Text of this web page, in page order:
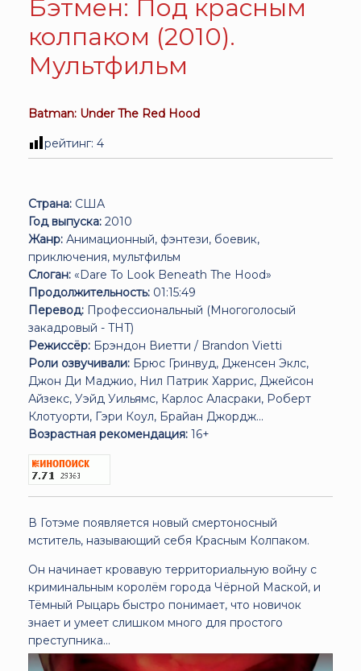
Бэтмен: Под красным
колпаком (2010).
Мультфильм
Batman: Under The Red Hood
рейтинг: 4
Страна: США
Год выпуска: 2010
Жанр: Анимационный, фэнтези, боевик,
приключения, мультфильм
Слоган: «Dare To Look Beneath The Hood»
Продолжительность: 01:15:49
Перевод: Профессиональный (Многоголосый
закадровый - THT)
Режиссёр: Брэндон Виетти / Brandon Vietti
Роли озвучивали: Брюс Гринвуд, Дженсен Эклс,
Джон Ди Маджио, Нил Патрик Харрис, Джейсон
Айзекс, Уэйд Уильямс, Карлос Аласраки, Роберт
Клотуорти, Гэри Коул, Брайан Джордж...
Возрастная рекомендация: 16+
В Готэме появляется новый смертоносный
мститель, называющий себя Красным Колпаком.
Он начинает кровавую территориальную войну с
криминальным королём города Чёрной Маской, и
Тёмный Рыцарь быстро понимает, что новичок
знает и умеет слишком много для простого
преступника...